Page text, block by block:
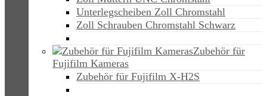
Unterlegscheiben Zoll Chromstahl
Zoll Schrauben Chromstahl Schwarz
Zubehör für
Fujifilm Kameras
Zubehör für Fujifilm X-H2S